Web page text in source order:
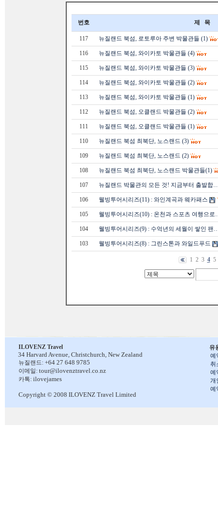
번호 제 목
117 뉴질랜드 북섬, 로토루아 주변 박물관들 (1)
116 뉴질랜드 북섬, 와이카토 박물관들 (4)
115 뉴질랜드 북섬, 와이카토 박물관들 (3)
114 뉴질랜드 북섬, 와이카토 박물관들 (2)
113 뉴질랜드 북섬, 와이카토 박물관들 (1)
112 뉴질랜드 북섬, 오클랜드 박물관들 (2)
111 뉴질랜드 북섬, 오클랜드 박물관들 (1)
110 뉴질랜드 북섬 최북단, 노스랜드 (3)
109 뉴질랜드 북섬 최북단, 노스랜드 (2)
108 뉴질랜드 북섬 최북단, 노스랜드 박물관들(1)
107 뉴질랜드 박물관의 모든 것! 지금부터 출발합
106 웰빙투어시리즈(11) : 와인계곡과 웨카패스
105 웰빙투어시리즈(10) : 온천과 스포츠 여행으
104 웰빙투어시리즈(9) : 수억년의 세월이 쌓인 팬
103 웰빙투어시리즈(8) : 그린스톤과 와일드푸드
1 2 3 4 5
유
예
취
예
개
예
ILOVENZ Travel
34 Harvard Avenue, Christchurch, New Zealand
뉴질랜드: +64 27 648 9785
이메일: tour@ilovenztravel.co.nz
카톡: ilovejames
Copyright © 2008 ILOVENZ Travel Limited